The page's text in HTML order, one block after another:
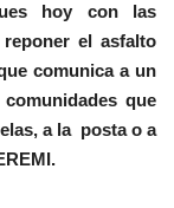
hoy con las
el asfalto
comunica a un
que
a la posta o a